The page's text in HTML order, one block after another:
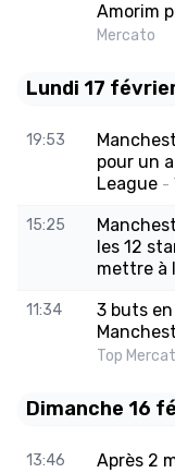
Amorim
Mercato
Lundi 17
19:53
pour un
League -
15:25
les 12
mettre à
11:34
3 buts
Top
Dimanche 16
13:46
Après 2